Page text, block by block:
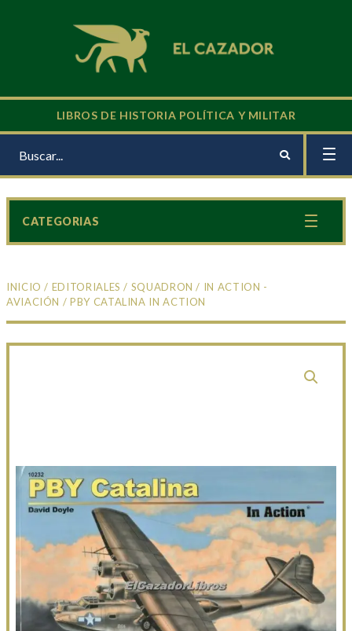
LIBROS DE HISTORIA POLÍTICA Y MILITAR
INICIO / EDITORIALES / SQUADRON / IN ACTION -
AVIACIÓN / PBY CATALINA IN ACTION
CATEGORIAS